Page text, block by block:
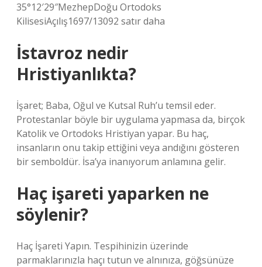
35°12′29″MezhepDoğu Ortodoks
KilisesiAçılış1697/13092 satır daha
İstavroz nedir
Hristiyanlıkta?
İşaret; Baba, Oğul ve Kutsal Ruh’u temsil eder.
Protestanlar böyle bir uygulama yapmasa da, birçok
Katolik ve Ortodoks Hristiyan yapar. Bu haç,
insanların onu takip ettiğini veya andığını gösteren
bir semboldür. İsa’ya inanıyorum anlamına gelir.
Haç işareti yaparken ne
söylenir?
Haç İşareti Yapın. Tespihinizin üzerinde
parmaklarınızla haçı tutun ve alnınıza, göğsünüze